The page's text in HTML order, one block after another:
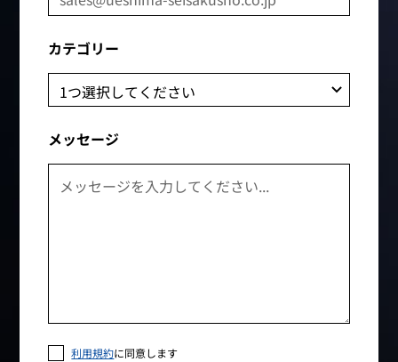
カテゴリー
メッセージ
利用規約に同意します